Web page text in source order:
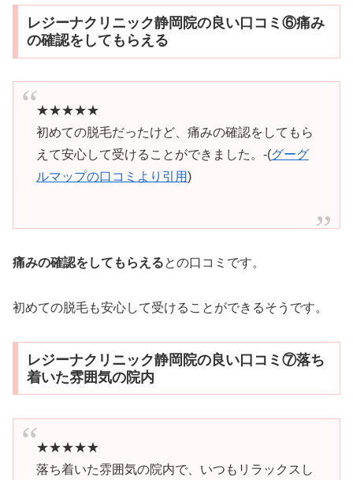
レジーナクリニック静岡院の良い口コミ⑥痛み
の確認をしてもらえる
★★★★★
初めての脱毛だったけど、痛みの確認をしてもら
えて安心して受けることができました。-(グーグ
ルマップの口コミより引用)
痛みの確認をしてもらえるとの口コミです。
初めての脱毛も安心して受けることができるそうです。
レジーナクリニック静岡院の良い口コミ⑦落ち
着いた雰囲気の院内
★★★★★
落ち着いた雰囲気の院内で、いつもリラックスし